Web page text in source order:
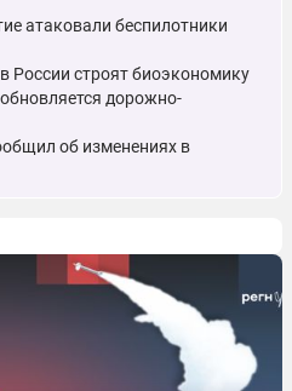
атаковали беспилотники
России строят биоэкономику
дорожно-
об изменениях в